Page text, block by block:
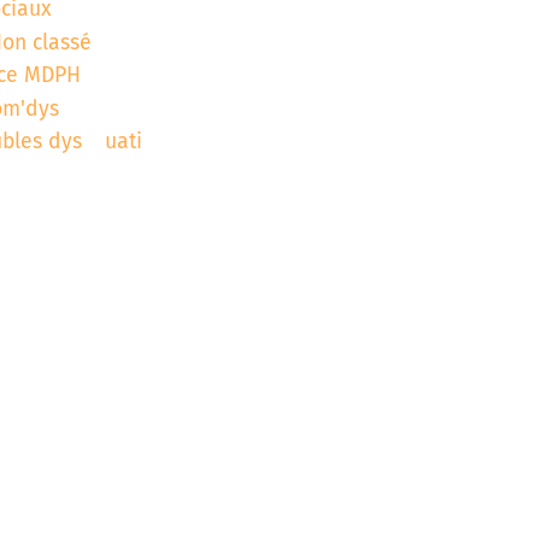
classé
MDPH
dys
uati